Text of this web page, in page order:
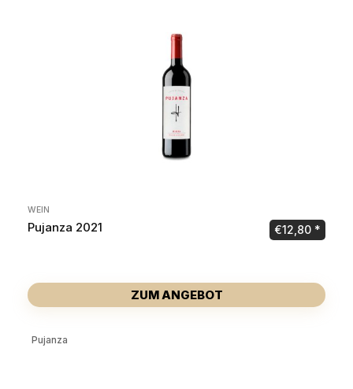
WEIN
Pujanza 2021 €12,80
ZUM ANGEBOT
Pujanza